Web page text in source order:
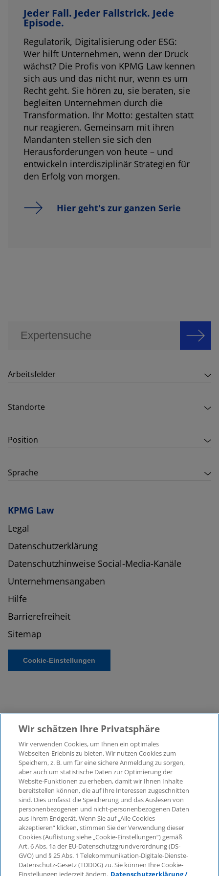
Jeder Fall. Jeder Fallstrick. Jede
Episode.
Regulatorik, Digitalisierung oder ESG:
Wer hilft Unternehmen, wenn der Druck
wächst? Die Profis von KPMG Law kennen
sich aus und das nicht nur, wenn es um
Recht geht. Sie hören zu, sie beraten, sie
begleiten Unternehmen durch die
Transformation. Ihr Motto: gestalten statt
nur reagieren. Gemeinsam mit ihren
Mandanten stellen sie sich den
Herausforderungen von heute – und
entwickeln interdisziplinär Strategien für
den Erfolg von morgen.
Hier geht's zur ganzen Serie
Arbeitsfelder
Standorte
Position
Sprache
KPMG Law
Legal
Datenschutzerklärung
Datenschutzhinweise Social-Media-Kanäle
Unternehmensangaben
Hilfe
Barrierefreiheit
Sitemap
Cookie-Einstellungen
©2026 KPMG Law Rechtsanwaltsgesellschaft mbH,
assoziiert mit der KPMG AG
Wirtschaftsprüfungsgesellschaft, einer
Aktiengesellschaft nach deutschem Recht und ein
Mitglied der globalen KPMG-Organisation
unabhängiger Mitgliedsfirmen, die KPMG International
Limited, einer Private English Company Limited by
Guarantee, angeschlossen sind. Alle Rechte
vorbehalten. Für weitere Einzelheiten über die Struktur
der globalen Organisation von KPMG besuchen Sie
bittehttps://home.kpmg/governance.
Wir schätzen Ihre Privatsphäre
Wir verwenden Cookies, um Ihnen ein optimales
Webseiten-Erlebnis zu bieten. Wir nutzen Cookies zum
Speichern, z. B. um für eine sichere Anmeldung zu sorgen,
aber auch um statistische Daten zur Optimierung der
Website-Funktionen zu erheben, damit wir Ihnen Inhalte
bereitstellen können, die auf Ihre Interessen zugeschnitten
sind. Dies umfasst die Speicherung und das Auslesen von
personenbezogenen und nicht-personenbezogenen Daten
aus Ihrem Endgerät. Wenn Sie auf „Alle Cookies
akzeptieren“ klicken, stimmen Sie der Verwendung dieser
Cookies (Auflistung siehe „Cookie-Einstellungen“) gemäß
Art. 6 Abs. 1a der EU-Datenschutzgrundverordnung (DS-
GVO) und § 25 Abs. 1 Telekommunikation-Digitale-Dienste-
Datenschutz-Gesetz (TDDDG) zu. Sie können Ihre Cookie-
Einstellungen jederzeit ändern. Datenschutzerklärung /